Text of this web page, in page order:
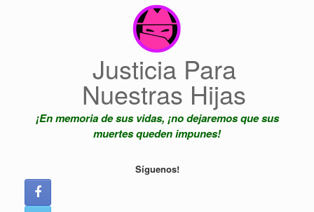
Justicia Para
Nuestras Hijas
¡En memoria de sus vidas, ¡no dejaremos que sus
muertes queden impunes!
Síguenos!